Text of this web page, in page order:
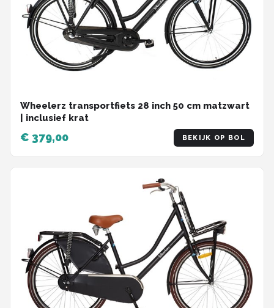
Wheelerz transportfiets 28 inch 50 cm matzwart
| inclusief krat
€ 379,00 BEKIJK OP BOL